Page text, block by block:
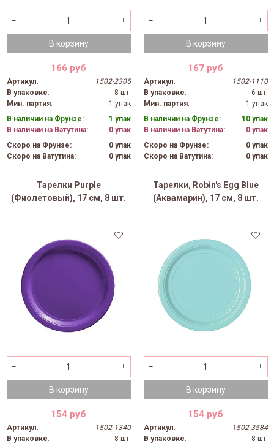
В корзину
166 руб
Артикул:
1502-2305
В упаковке:
8 шт.
Мин. партия:
1 упак
В наличии на Фрунзе:
1 упак
В наличии на Ватутина:
0 упак
Скоро на Фрунзе:
0 упак
Скоро на Ватутина:
0 упак
В корзину
167 руб
Артикул:
1502-1110
В упаковке:
6 шт.
Мин. партия:
1 упак
В наличии на Фрунзе:
10 упак
В наличии на Ватутина:
0 упак
Скоро на Фрунзе:
0 упак
Скоро на Ватутина:
0 упак
Тарелки Purple
(Фиолетовый), 17 см, 8 шт.
В корзину
154 руб
Артикул:
1502-1340
В упаковке:
8 шт.
Тарелки, Robin's Egg Blue
(Аквамарин), 17 см, 8 шт.
В корзину
154 руб
Артикул:
1502-3584
В упаковке:
8 шт.